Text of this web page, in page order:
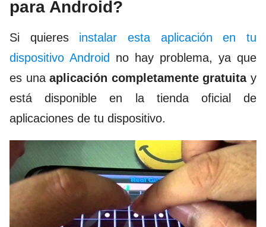
para Android?
Si quieresinstalar esta aplicación en tu
dispositivo Android
no hay problema, ya que
es unaaplicación completamente gratuitay
está disponible en la tienda oficial de
aplicaciones de tu dispositivo.